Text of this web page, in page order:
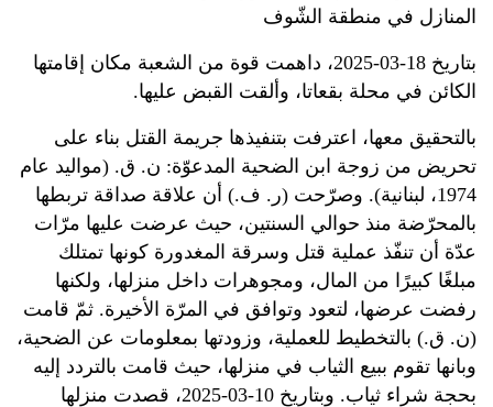
المنازل في منطقة الشّوف
بتاريخ 18-03-2025، داهمت قوة من الشعبة مكان إقامتها
الكائن في محلة بقعاتا، وألقت القبض عليها.
بالتحقيق معها، اعترفت بتنفيذها جريمة القتل بناء على
تحريض من زوجة ابن الضحية المدعوّة: ن. ق. (مواليد عام
1974، لبنانية). وصرّحت (ر. ف.) أن علاقة صداقة تربطها
بالمحرّضة منذ حوالي السنتين، حيث عرضت عليها مرّات
عدّة أن تنفّذ عملية قتل وسرقة المغدورة كونها تمتلك
مبلغًا كبيرًا من المال، ومجوهرات داخل منزلها، ولكنها
رفضت عرضها، لتعود وتوافق في المرّة الأخيرة. ثمّ قامت
(ن. ق.) بالتخطيط للعملية، وزودتها بمعلومات عن الضحية،
وبانها تقوم ببيع الثياب في منزلها، حيث قامت بالتردد إليه
بحجة شراء ثياب. وبتاريخ 10-03-2025، قصدت منزلها